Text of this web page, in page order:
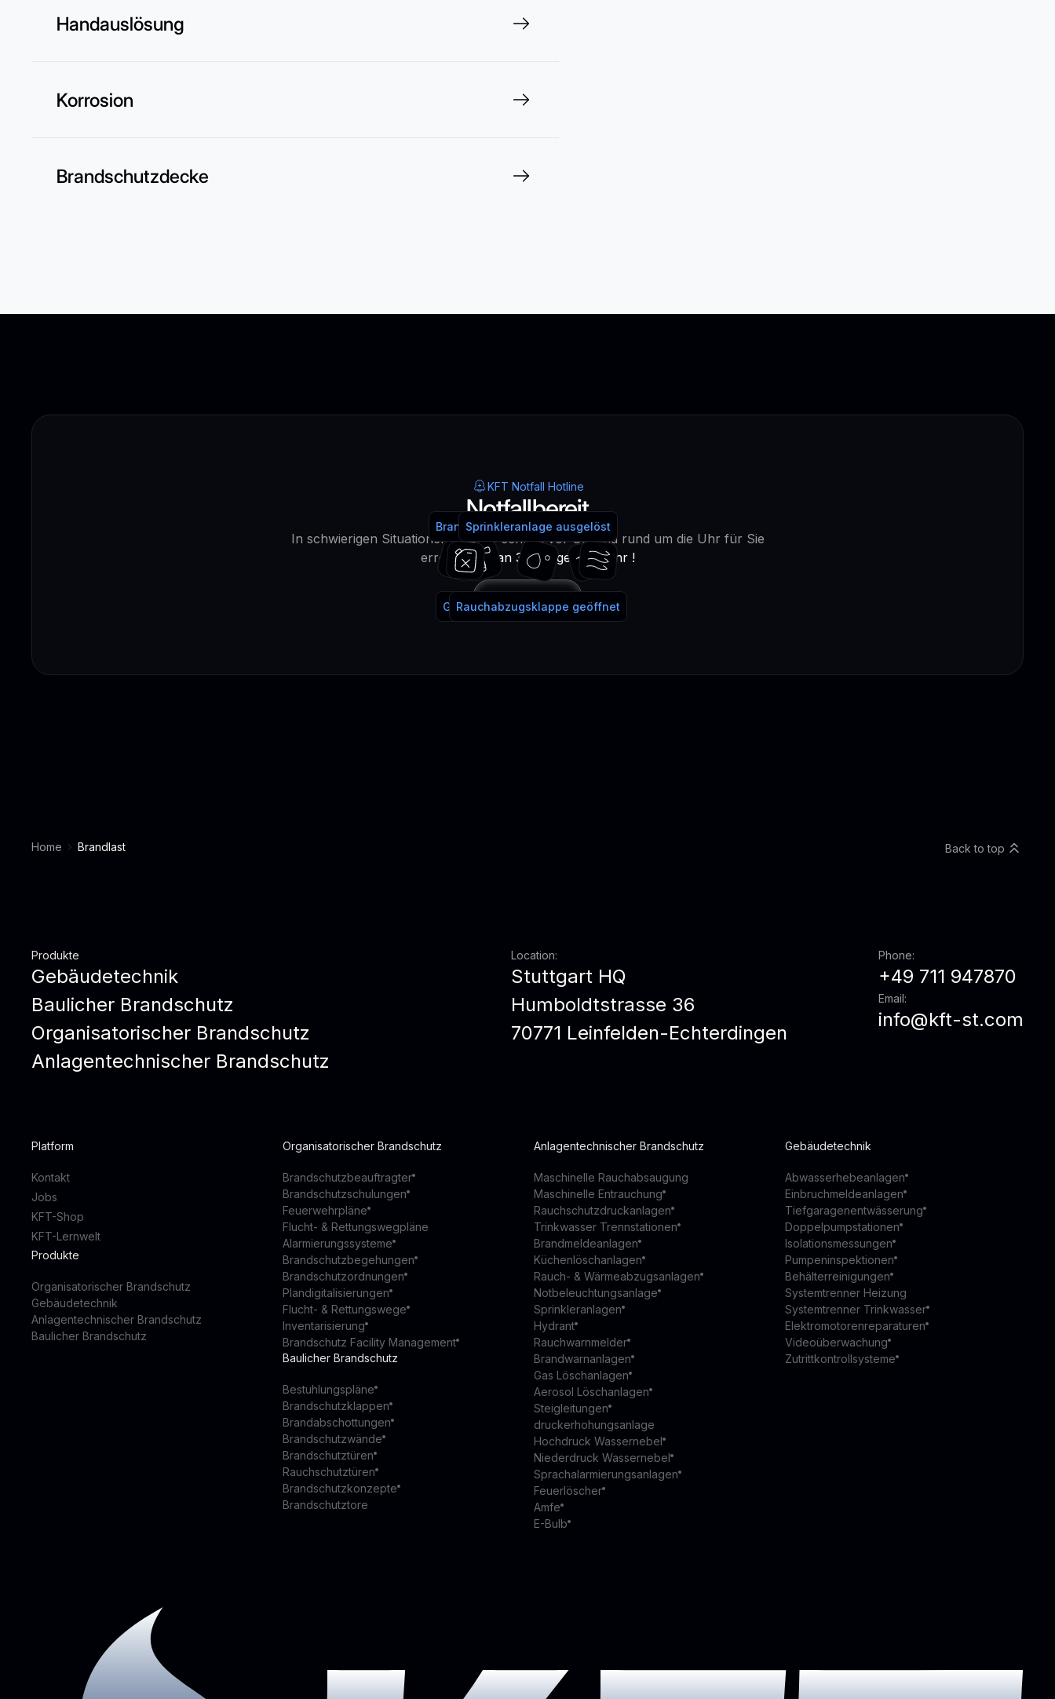
Handauslösung
Korrosion
Brandschutzdecke
KFT Notfall Hotline
Notfallbereit
In schwierigen Situationen sind wir schnell vor Ort und rund um die Uhr für Sie
erreichbar - an 365 Tagen im Jahr !
Anrufen
Feuerlöscher benutzt
Brandmeldeanlage ausgelöst
Gaslöschanlage ausgelöst
Wasser!
Sprinkleranlage ausgelöst
Rauchabzugsklappe geöffnet
Home Brandlast Back to top
Produkte
Gebäudetechnik
Baulicher Brandschutz
Organisatorischer Brandschutz
Anlagentechnischer Brandschutz
Location:
Stuttgart HQ
Humboldtstrasse 36
70771 Leinfelden-Echterdingen
Phone:
+49 711 947870
Email:
info@kft-st.com
Platform
Kontakt
Jobs
KFT-Shop
KFT-Lernwelt
Produkte
Organisatorischer Brandschutz
Gebäudetechnik
Anlagentechnischer Brandschutz
Baulicher Brandschutz
Organisatorischer Brandschutz
Brandschutzbeauftragter
Brandschutzschulungen
Feuerwehrpläne
Flucht- & Rettungswegpläne
Alarmierungssysteme
Brandschutzbegehungen
Brandschutzordnungen
Plandigitalisierungen
Flucht- & Rettungswege
Inventarisierung
Brandschutz Facility Management
Baulicher Brandschutz
Bestuhlungspläne
Brandschutzklappen
Brandabschottungen
Brandschutzwände
Brandschutztüren
Rauchschutztüren
Brandschutzkonzepte
Brandschutztore
Anlagentechnischer Brandschutz
Maschinelle Rauchabsaugung
Maschinelle Entrauchung
Rauchschutzdruckanlagen
Trinkwasser Trennstationen
Brandmeldeanlagen
Küchenlöschanlagen
Rauch- & Wärmeabzugsanlagen
Notbeleuchtungsanlage
Sprinkleranlagen
Hydrant
Rauchwarnmelder
Brandwarnanlagen
Gas Löschanlagen
Aerosol Löschanlagen
Steigleitungen
druckerhohungsanlage
Hochdruck Wassernebel
Niederdruck Wassernebel
Sprachalarmierungsanlagen
Feuerlöscher
Amfe
E-Bulb
Gebäudetechnik
Abwasserhebeanlagen
Einbruchmeldeanlagen
Tiefgaragenentwässerung
Doppelpumpstationen
Isolationsmessungen
Pumpeninspektionen
Behälterreinigungen
Systemtrenner Heizung
Systemtrenner Trinkwasser
Elektromotorenreparaturen
Videoüberwachung
Zutrittkontrollsysteme